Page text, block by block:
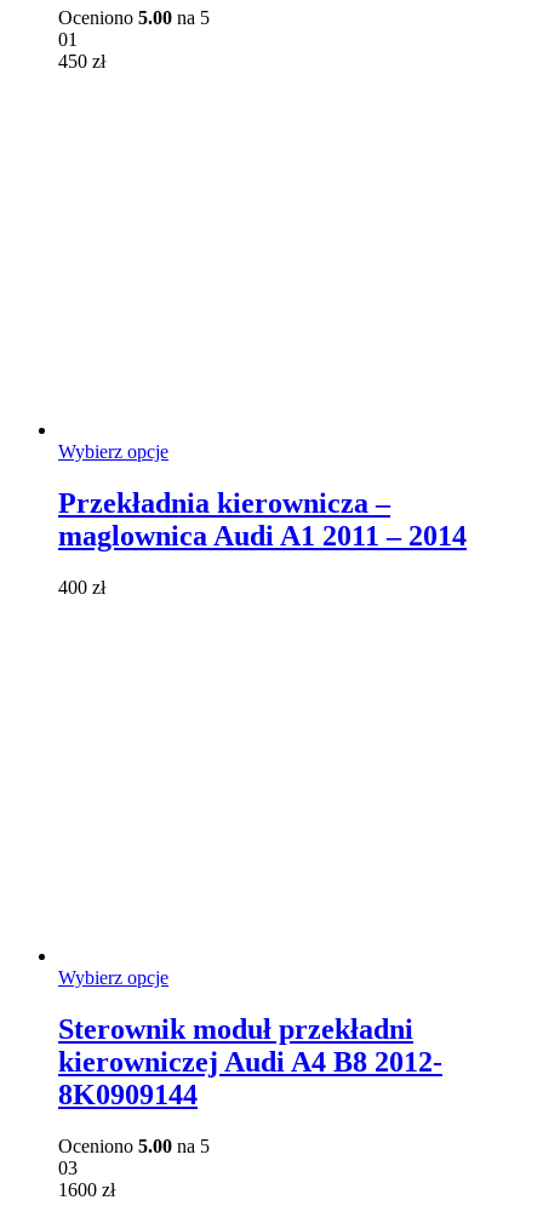
można
Oceniono 5.00 na 5
01
450 zł
Wybierz opcjeTen
ma
wiele
wariantów.
Przekładnia kierownicza –
maglownica Audi A1 2011 – 2014
400 zł
Wybierz opcjeTen
ma
wiele
wariantów.
Opcje
można
na
Sterownik moduł przekładni
kierowniczej Audi A4 B8 2012-
8K0909144
Oceniono 5.00 na 5
03
1600 zł